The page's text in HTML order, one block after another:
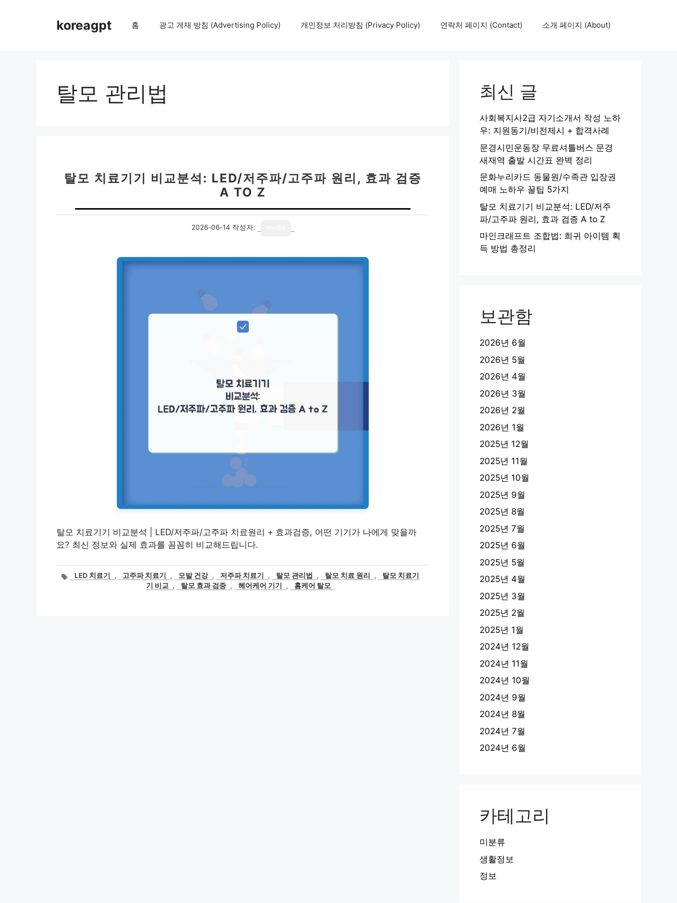
koreagpt 홈 광고 게재 방침 (Advertising Policy) 개인정보 처리방침 (Privacy Policy) 연락처 페이지 (Contact) 소개 페이지 (About)
탈모 관리법
탈모 치료기기 비교분석: LED/저주파/고주파 원리, 효과 검증
A TO Z
2026-06-14 작성자:
탈모 치료기기 비교분석 | LED/저주파/고주파 치료원리 + 효과검증, 어떤 기기가 나에게 맞을까
요? 최신 정보와 실제 효과를 꼼꼼히 비교해드립니다.
태LED 치료기 , 고주파 치료기 , 모발 건강 , 저주파 치료기 , 탈모 관리법 , 탈모 치료 원리 ,
탈모 치료기
기 비교
, 탈모 효과 검증 , 헤어케어 기기 , 홈케어 탈모
최신 글
사회복지사2급 자기소개서 작성 노하
우: 지원동기/비전제시 + 합격사례
문경시민운동장 무료셔틀버스 문경
새재역 출발 시간표 완벽 정리
문화누리카드 동물원/수족관 입장권
예매 노하우 꿀팁 5가지
탈모 치료기기 비교분석: LED/저주
파/고주파 원리, 효과 검증 A to Z
마인크래프트 조합법: 희귀 아이템 획
득 방법 총정리
보관함
2026년 6월
2026년 5월
2026년 4월
2026년 3월
2026년 2월
2026년 1월
2025년 12월
2025년 11월
2025년 10월
2025년 9월
2025년 8월
2025년 7월
2025년 6월
2025년 5월
2025년 4월
2025년 3월
2025년 2월
2025년 1월
2024년 12월
2024년 11월
2024년 10월
2024년 9월
2024년 8월
2024년 7월
2024년 6월
카테고리
미분류
생활정보
정보